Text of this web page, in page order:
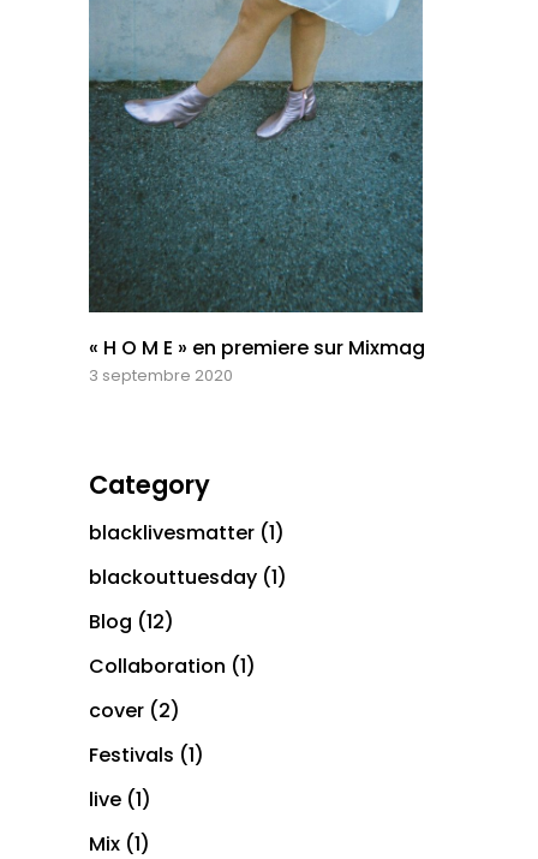
« H O M E » en premiere sur Mixmag
3 septembre 2020
Category
blacklivesmatter (1)
blackouttuesday (1)
Blog (12)
Collaboration (1)
cover (2)
Festivals (1)
live (1)
Mix (1)